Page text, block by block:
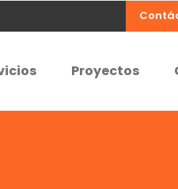
Proyectos